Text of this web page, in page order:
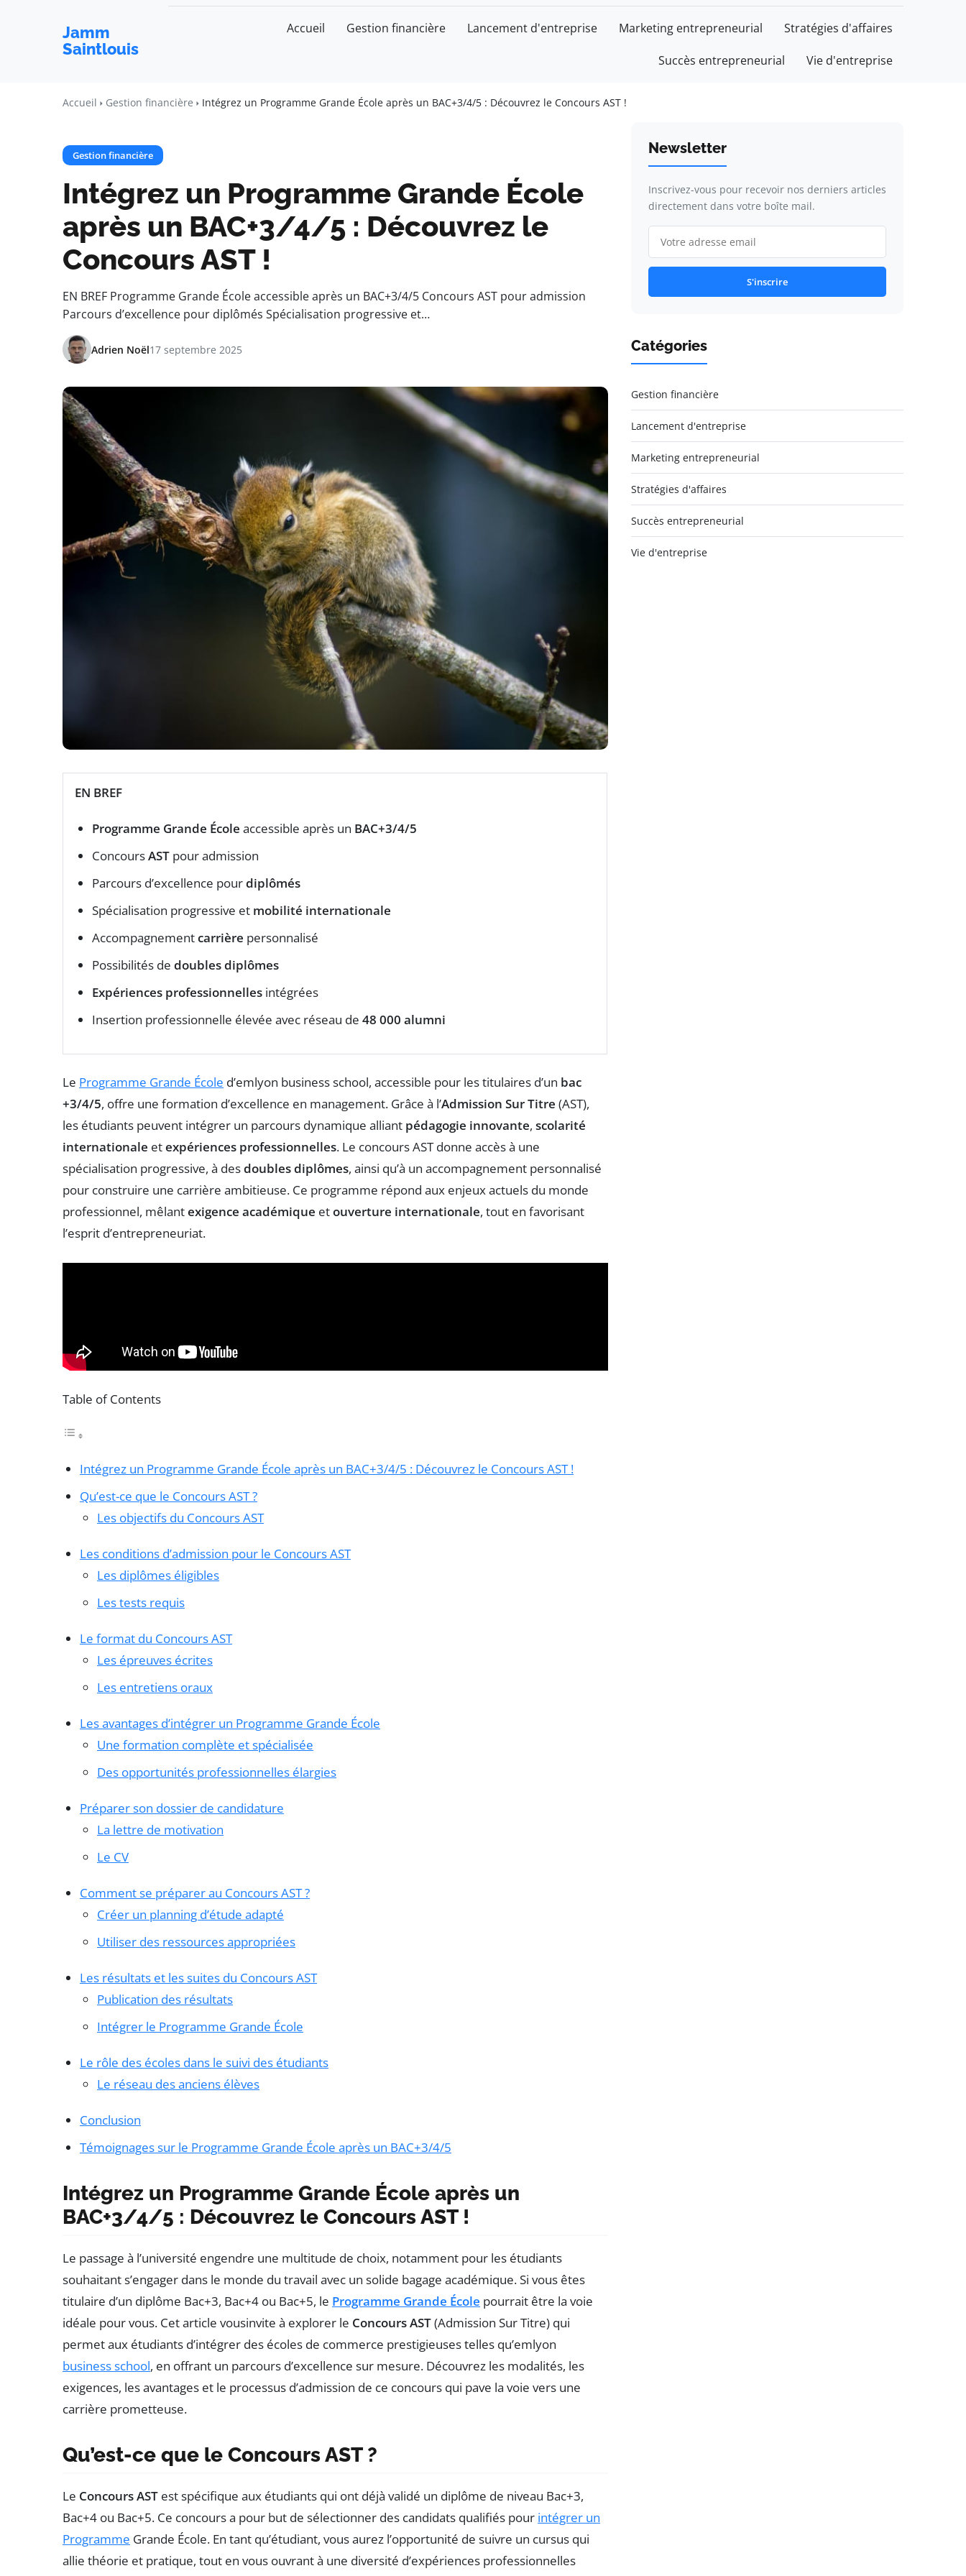
Jamm
Saintlouis
Accueil Gestion financière Lancement d'entreprise Marketing entrepreneurial Stratégies d'affaires
Succès entrepreneurial Vie d'entreprise
Accueil Gestion financière Intégrez un Programme Grande École après un BAC+3/4/5 : Découvrez le Concours AST !
Gestion financière
Intégrez un Programme Grande École
après un BAC+3/4/5 : Découvrez le
Concours AST !
EN BREF Programme Grande École accessible après un BAC+3/4/5 Concours AST pour admission
Parcours d’excellence pour diplômés Spécialisation progressive et…
Adrien Noël17 septembre 2025
EN BREF
Programme Grande École accessible après un BAC+3/4/5
ConcoursAST pour admission
Parcours d’excellence pourdiplômés
Spécialisation progressive et mobilité internationale
Accompagnementcarrière personnalisé
Possibilités de doubles diplômes
Expériences professionnelles intégrées
Insertion professionnelle élevée avec réseau de 48 000 alumni
Le Programme Grande École d’emlyon business school, accessible pour les titulaires d’un bac
+3/4/5, offre une formation d’excellence en management. Grâce à l’Admission Sur Titre (AST),
les étudiants peuvent intégrer un parcours dynamique alliant pédagogie innovante, scolarité
internationale etexpériences professionnelles. Le concours AST donne accès à une
spécialisation progressive, à desdoubles diplômes, ainsi qu’à un accompagnement personnalisé
pour construire une carrière ambitieuse. Ce programme répond aux enjeux actuels du monde
professionnel, mêlantexigence académique etouverture internationale, tout en favorisant
l’esprit d’entrepreneuriat.
Table of Contents
Intégrez un Programme Grande École après un BAC+3/4/5 : Découvrez le Concours AST !
Qu’est-ce que le Concours AST ?
Les objectifs du Concours AST
Les conditions d’admission pour le Concours AST
Les diplômes éligibles
Les tests requis
Le format du Concours AST
Les épreuves écrites
Les entretiens oraux
Les avantages d’intégrer un Programme Grande École
Une formation complète et spécialisée
Des opportunités professionnelles élargies
Préparer son dossier de candidature
La lettre de motivation
Le CV
Comment se préparer au Concours AST ?
Créer un planning d’étude adapté
Utiliser des ressources appropriées
Les résultats et les suites du Concours AST
Publication des résultats
Intégrer le Programme Grande École
Le rôle des écoles dans le suivi des étudiants
Le réseau des anciens élèves
Conclusion
Témoignages sur le Programme Grande École après un BAC+3/4/5
Intégrez un Programme Grande École après un
BAC+3/4/5 : Découvrez le Concours AST !
Le passage à l’université engendre une multitude de choix, notamment pour les étudiants
souhaitant s’engager dans le monde du travail avec un solide bagage académique. Si vous êtes
titulaire d’un diplôme Bac+3, Bac+4 ou Bac+5, le Programme Grande École pourrait être la voie
idéale pour vous. Cet article vousinvite à explorer le Concours AST(Admission Sur Titre) qui
permet aux étudiants d’intégrer des écoles de commerce prestigieuses telles qu’emlyon
business school, en offrant un parcours d’excellence sur mesure. Découvrez les modalités, les
exigences, les avantages et le processus d’admission de ce concours qui pave la voie vers une
carrière prometteuse.
Qu’est-ce que le Concours AST ?
Le Concours AST est spécifique aux étudiants qui ont déjà validé un diplôme de niveau Bac+3,
Bac+4 ou Bac+5. Ce concours a pour but de sélectionner des candidats qualifiés pour intégrer un
Programme Grande École. En tant qu’étudiant, vous aurez l’opportunité de suivre un cursus qui
allie théorie et pratique, tout en vous ouvrant à une diversité d’expériences professionnelles
Newsletter
Inscrivez-vous pour recevoir nos derniers articles
directement dans votre boîte mail.
S'inscrire
Catégories
Gestion financière
Lancement d'entreprise
Marketing entrepreneurial
Stratégies d'affaires
Succès entrepreneurial
Vie d'entreprise